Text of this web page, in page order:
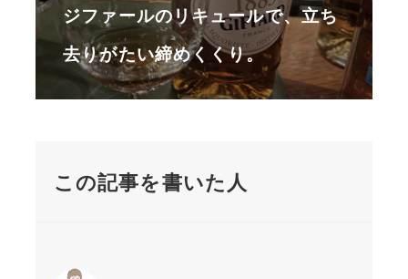
ジファールのリキュールで、立ち
去りがたい締めくくり。
この記事を書いた人